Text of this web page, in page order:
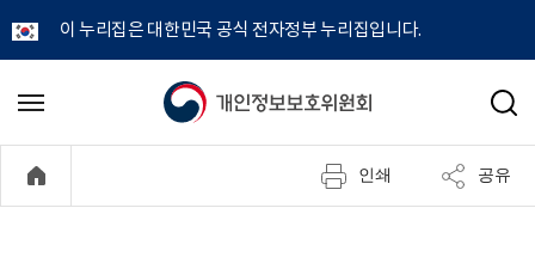
이 누리집은 대한민국 공식 전자정부 누리집입니다.
개
정
메
기
검
인쇄 공유